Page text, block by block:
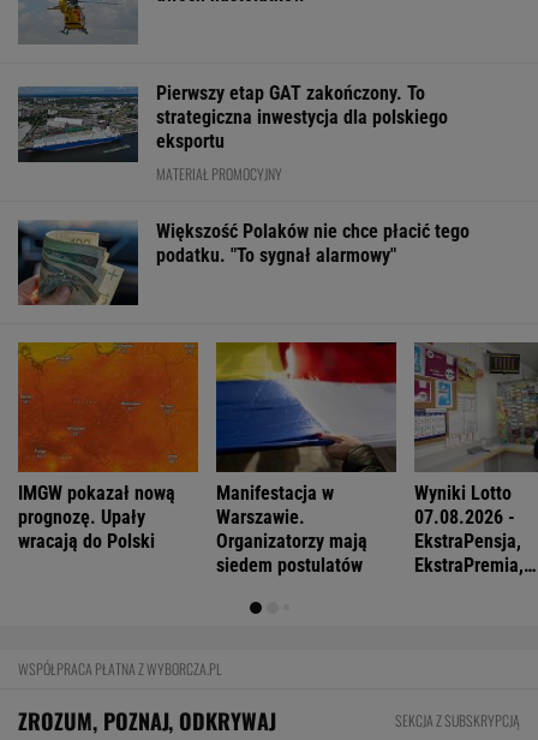
Pierwszy etap GAT zakończony. To
strategiczna inwestycja dla polskiego
eksportu
MATERIAŁ PROMOCYJNY
Większość Polaków nie chce płacić tego
podatku. "To sygnał alarmowy"
IMGW pokazał nową
prognozę. Upały
wracają do Polski
Manifestacja w
Warszawie.
Organizatorzy mają
siedem postulatów
Wyniki Lotto
07.08.2026 -
EkstraPensja,
EkstraPremia,
WSPÓŁPRACA PŁATNA Z WYBORCZA.PL
ZROZUM, POZNAJ, ODKRYWAJ SEKCJA Z SUBSKRYPCJĄ